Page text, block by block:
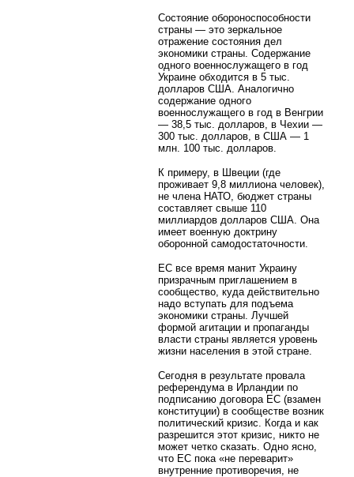
Состояние обороноспособности
страны — это зеркальное
отражение состояния дел
экономики страны. Содержание
одного военнослужащего в год
Украине обходится в 5 тыс.
долларов США. Аналогично
содержание одного
военнослужащего в год в Венгрии
— 38,5 тыс. долларов, в Чехии —
300 тыс. долларов, в США — 1
млн. 100 тыс. долларов.
К примеру, в Швеции (где
проживает 9,8 миллиона человек),
не члена НАТО, бюджет страны
составляет свыше 110
миллиардов долларов США. Она
имеет военную доктрину
оборонной самодостаточности.
ЕС все время манит Украину
призрачным приглашением в
сообщество, куда действительно
надо вступать для подъема
экономики страны. Лучшей
формой агитации и пропаганды
власти страны является уровень
жизни населения в этой стране.
Сегодня в результате провала
референдума в Ирландии по
подписанию договора ЕС (взамен
конституции) в сообществе возник
политический кризис. Когда и как
разрешится этот кризис, никто не
может четко сказать. Одно ясно,
что ЕС пока «не переварит»
внутренние противоречия, не